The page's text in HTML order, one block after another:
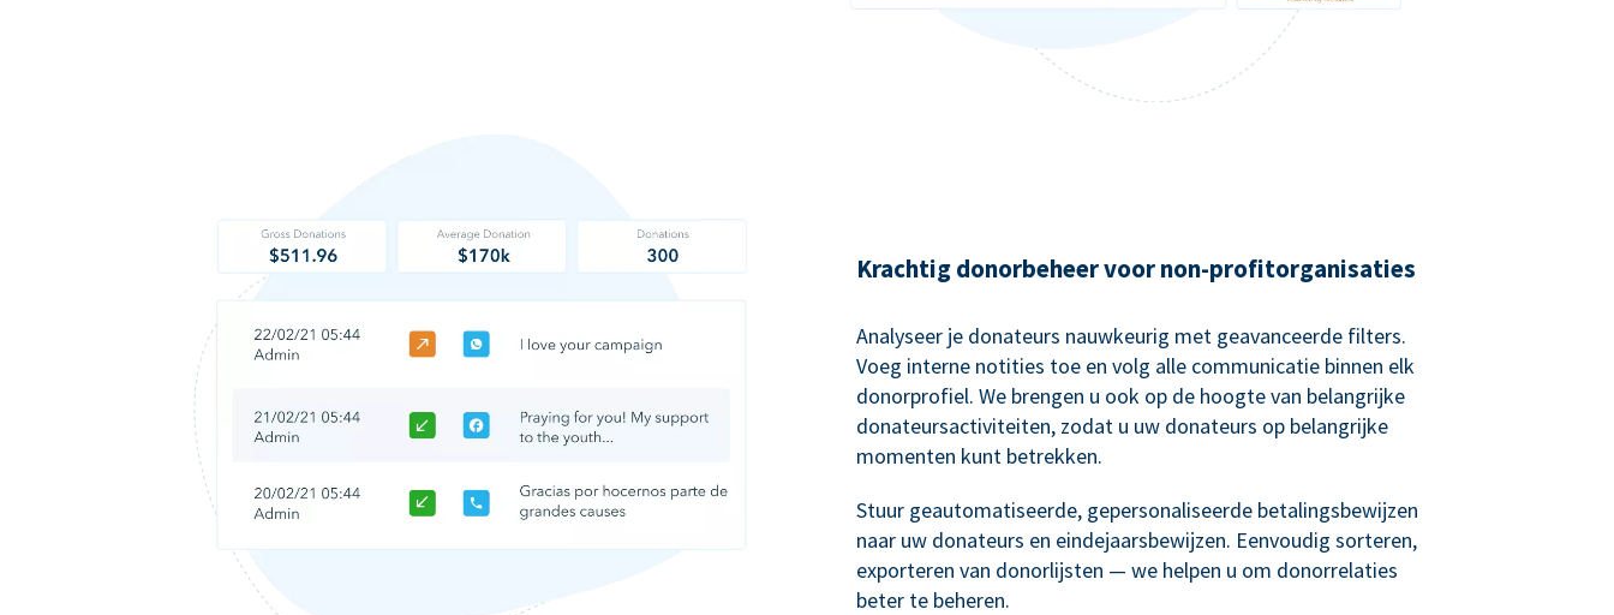
Krachtig donorbeheer voor non-profitorganisaties
Analyseer je donateurs nauwkeurig met geavanceerde filters.
Voeg interne notities toe en volg alle communicatie binnen elk
donorprofiel. We brengen u ook op de hoogte van belangrijke
donateursactiviteiten, zodat u uw donateurs op belangrijke
momenten kunt betrekken.
Stuur geautomatiseerde, gepersonaliseerde betalingsbewijzen
naar uw donateurs en eindejaarsbewijzen. Eenvoudig sorteren,
exporteren van donorlijsten — we helpen u om donorrelaties
beter te beheren.